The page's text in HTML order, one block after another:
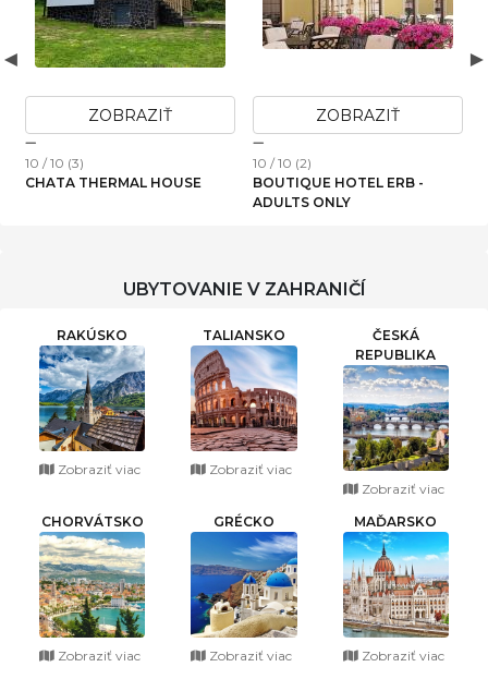
ZOBRAZIŤ
10 / 10 (3)
CHATA THERMAL HOUSE
ZOBRAZIŤ
10 / 10 (2)
BOUTIQUE HOTEL ERB -
ADULTS ONLY
UBYTOVANIE V ZAHRANIČÍ
RAKÚSKO
Zobraziť viac
TALIANSKO
Zobraziť viac
ČESKÁ
REPUBLIKA
Zobraziť viac
CHORVÁTSKO
Zobraziť viac
GRÉCKO
Zobraziť viac
MAĎARSKO
Zobraziť viac